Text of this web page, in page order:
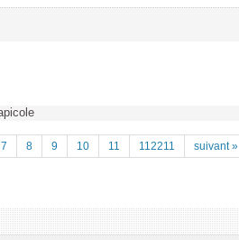
7 8 9 10 11 112211 suivant »